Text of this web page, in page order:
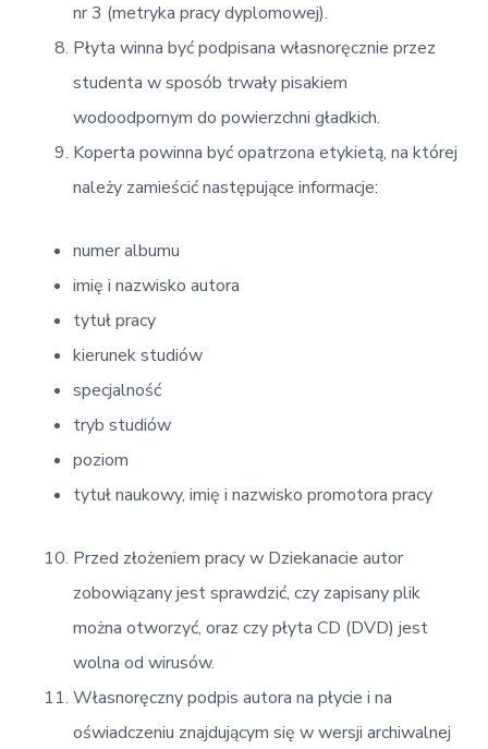
nr 3 (metryka pracy dyplomowej).
Płyta winna być podpisana własnoręcznie przez
studenta w sposób trwały pisakiem
wodoodpornym do powierzchni gładkich.
Koperta powinna być opatrzona etykietą, na której
należy zamieścić następujące informacje:
numer albumu
imię i nazwisko autora
tytuł pracy
kierunek studiów
specjalność
tryb studiów
poziom
tytuł naukowy, imię i nazwisko promotora pracy
Przed złożeniem pracy w Dziekanacie autor
zobowiązany jest sprawdzić, czy zapisany plik
można otworzyć, oraz czy płyta CD (DVD) jest
wolna od wirusów.
Własnoręczny podpis autora na płycie i na
oświadczeniu znajdującym się w wersji archiwalnej